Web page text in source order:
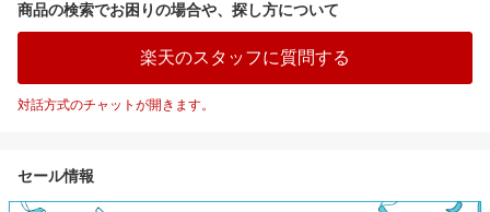
商品の検索でお困りの場合や、探し方について
楽天のスタッフに質問する
対話方式のチャットが開きます。
セール情報